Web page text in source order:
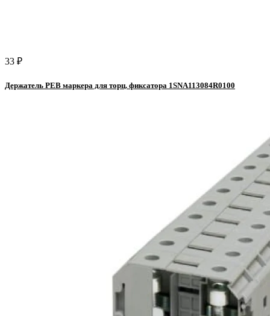
33 ₽
Держатель PEB маркера для торц. фиксатора 1SNA113084R0100